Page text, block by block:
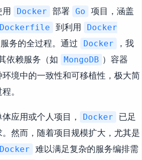
Docker 部署 Go
项目，涵盖
Dockerfile 到利用
Docker
务的全过程。通过 Docker
，我
依赖服务（如 MongoDB ）容器
境中的一致性和可移植性，极大简
。
应用或个人项目， Docker
已足
然而，随着项目规模扩大，尤其是
Docker
难以满足复杂的服务编排需